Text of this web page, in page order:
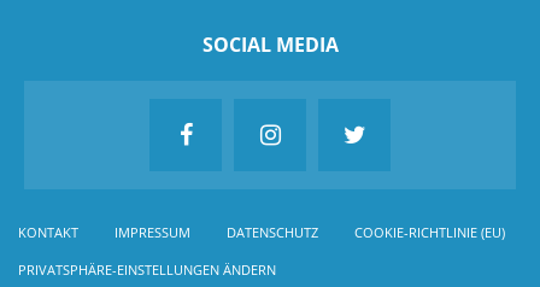
SOCIAL MEDIA
KONTAKT IMPRESSUM DATENSCHUTZ COOKIE-RICHTLINIE (EU)
PRIVATSPHÄRE-EINSTELLUNGEN ÄNDERN